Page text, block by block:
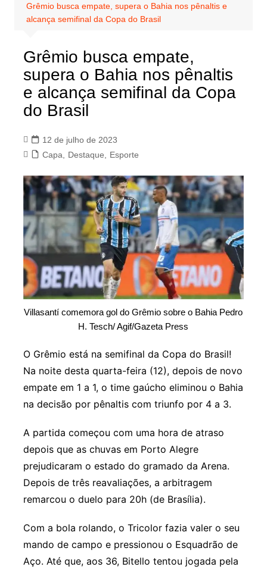
Grêmio busca empate, supera o Bahia nos pênaltis e
alcança semifinal da Copa do Brasil
Grêmio busca empate,
supera o Bahia nos pênaltis
e alcança semifinal da Copa
do Brasil
12 de julho de 2023
Capa
Destaque Esporte
Villasantí comemora gol do Grêmio sobre o Bahia Pedro
H. Tesch/ Agif/Gazeta Press
O Grêmio está na semifinal da Copa do Brasil!
Na noite desta quarta-feira (12), depois de novo
empate em 1 a 1, o time gaúcho eliminou o Bahia
na decisão por pênaltis com triunfo por 4 a 3.
A partida começou com uma hora de atraso
depois que as chuvas em Porto Alegre
prejudicaram o estado do gramado da Arena.
Depois de três reavaliações, a arbitragem
remarcou o duelo para 20h (de Brasília).
Com a bola rolando, o Tricolor fazia valer o seu
mando de campo e pressionou o Esquadrão de
Aço. Até que, aos 36, Bitello tentou jogada pela